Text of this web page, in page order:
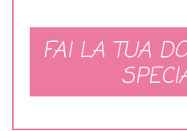
FAI LA TUA